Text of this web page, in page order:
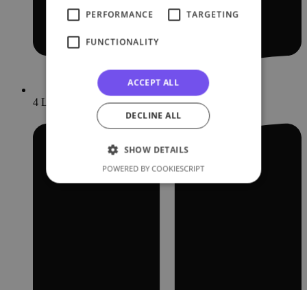
4 Lessons
PERFORMANCE TARGETING
FUNCTIONALITY
ACCEPT ALL
DECLINE ALL
SHOW DETAILS
POWERED BY COOKIESCRIPT